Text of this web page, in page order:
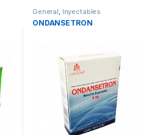
General, Inyectables
ONDANSETRON